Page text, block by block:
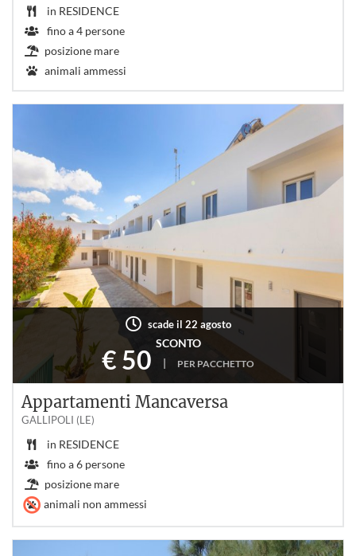
in RESIDENCE
fino a4 persone
posizione mare
animali ammessi
scade il 22 agosto
SCONTO
€ 50 | PER PACCHETTO
Appartamenti Mancaversa
GALLIPOLI (LE)
in RESIDENCE
fino a6 persone
posizione mare
animali non ammessi